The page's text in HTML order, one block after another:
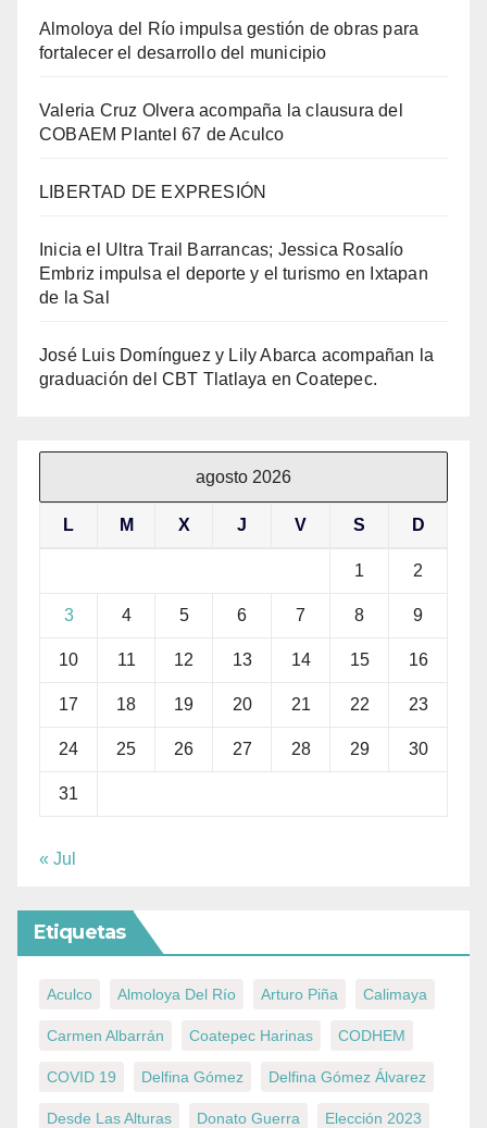
Almoloya del Río impulsa gestión de obras para
fortalecer el desarrollo del municipio
Valeria Cruz Olvera acompaña la clausura del
COBAEM Plantel 67 de Aculco
LIBERTAD DE EXPRESIÓN
Inicia el Ultra Trail Barrancas; Jessica Rosalío
Embriz impulsa el deporte y el turismo en Ixtapan
de la Sal
José Luis Domínguez y Lily Abarca acompañan la
graduación del CBT Tlatlaya en Coatepec.
agosto 2026
L M X J V S D
1 2
3 4 5 6 7 8 9
10 11 12 13 14 15 16
17 18 19 20 21 22 23
24 25 26 27 28 29 30
31
« Jul
Etiquetas
Aculco Almoloya Del Río Arturo Piña Calimaya
Carmen Albarrán Coatepec Harinas CODHEM
COVID 19 Delfina Gómez Delfina Gómez Álvarez
Desde Las Alturas Donato Guerra Elección 2023